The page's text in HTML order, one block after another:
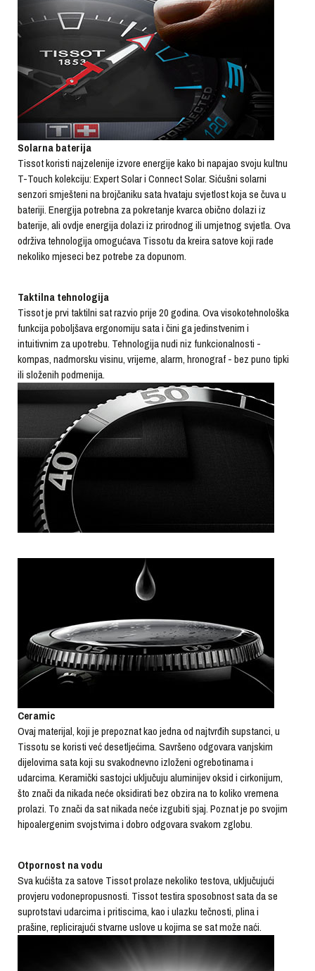
Solarna baterija
Tissot koristi najzelenije izvore energije kako bi napajao svoju kultnu
T-Touch kolekciju: Expert Solar i Connect Solar. Sićušni solarni
senzori smješteni na brojčaniku sata hvataju svjetlost koja se čuva u
bateriji. Energija potrebna za pokretanje kvarca obično dolazi iz
baterije, ali ovdje energija dolazi iz prirodnog ili umjetnog svjetla. Ova
održiva tehnologija omogućava Tissotu da kreira satove koji rade
nekoliko mjeseci bez potrebe za dopunom.
Taktilna tehnologija
Tissot je prvi taktilni sat razvio prije 20 godina. Ova visokotehnološka
funkcija poboljšava ergonomiju sata i čini ga jedinstvenim i
intuitivnim za upotrebu. Tehnologija nudi niz funkcionalnosti -
kompas, nadmorsku visinu, vrijeme, alarm, hronograf - bez puno tipki
ili složenih podmenija.
Ceramic
Ovaj materijal, koji je prepoznat kao jedna od najtvrđih supstanci, u
Tissotu se koristi već desetljećima. Savršeno odgovara vanjskim
dijelovima sata koji su svakodnevno izloženi ogrebotinama i
udarcima. Keramički sastojci uključuju aluminijev oksid i cirkonijum,
što znači da nikada neće oksidirati bez obzira na to koliko vremena
prolazi. To znači da sat nikada neće izgubiti sjaj. Poznat je po svojim
hipoalergenim svojstvima i dobro odgovara svakom zglobu.
Otpornost na vodu
Sva kućišta za satove Tissot prolaze nekoliko testova, uključujući
provjeru vodonepropusnosti. Tissot testira sposobnost sata da se
suprotstavi udarcima i pritiscima, kao i ulazku tečnosti, plina i
prašine, replicirajući stvarne uslove u kojima se sat može naći.